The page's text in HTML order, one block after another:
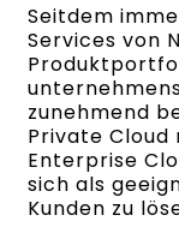
Seitdem
Services von
zunehmend
Private
Enterprise
sich als
Kunden zu